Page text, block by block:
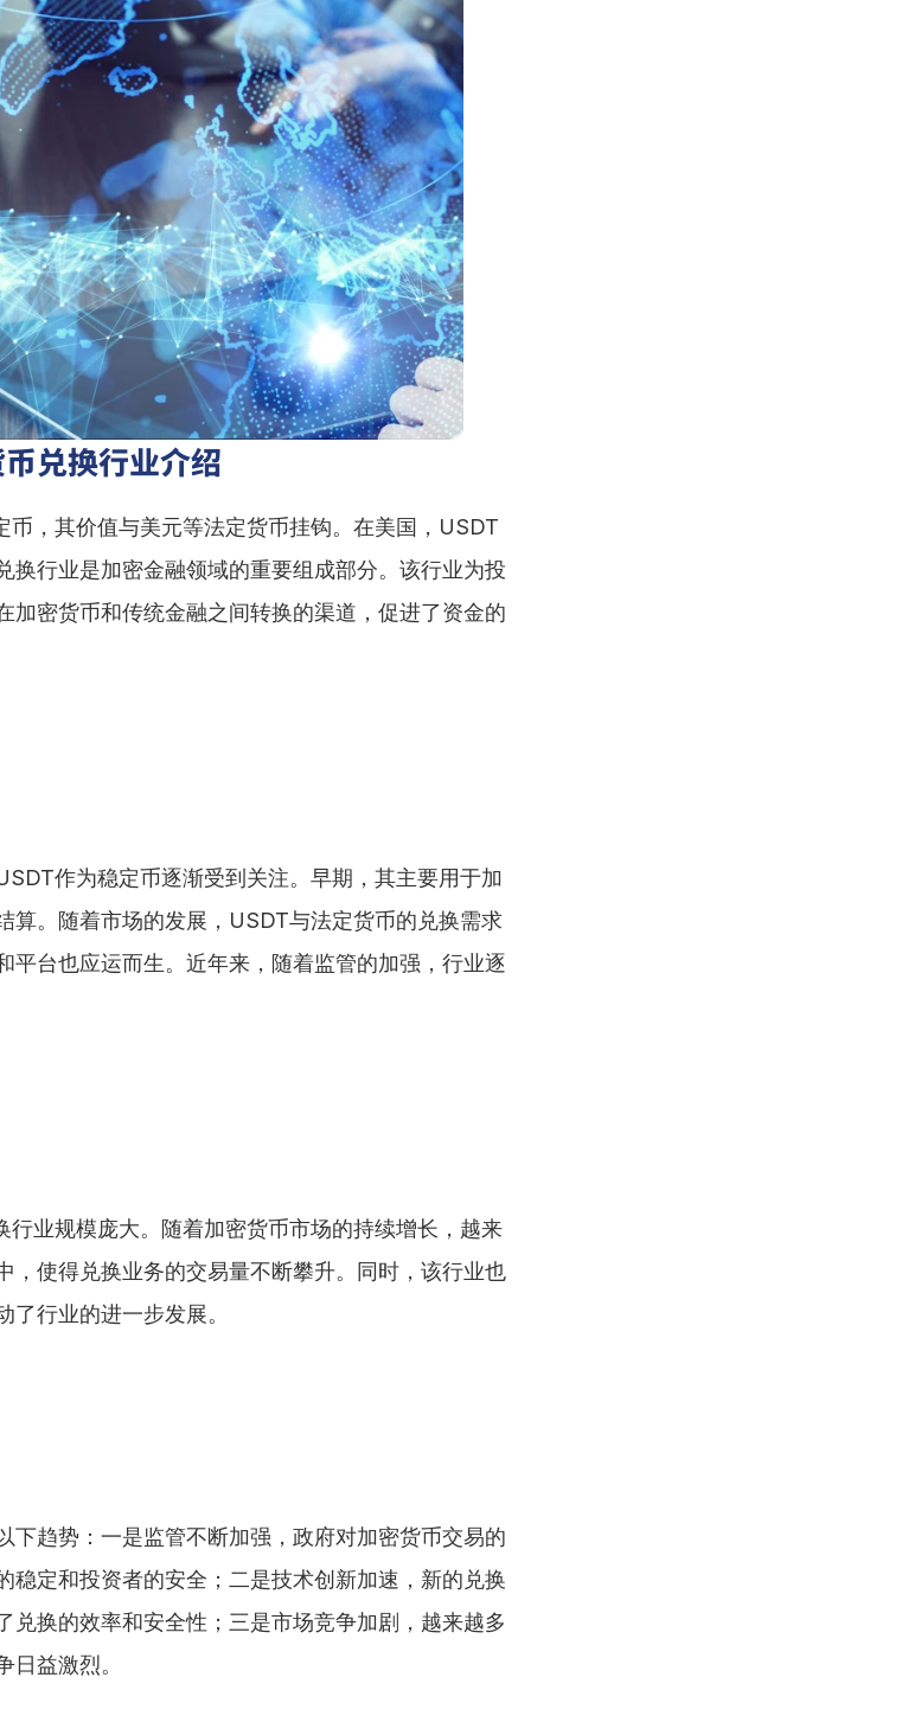
兑换行业介绍
币，其价值与美元等法定货币挂钩。在美国，USDT
换行业是加密金融领域的重要组成部分。该行业为投
加密货币和传统金融之间转换的渠道，促进了资金的
作为稳定币逐渐受到关注。早期，其主要用于加
算。随着市场的发展，USDT与法定货币的兑换需求
平台也应运而生。近年来，随着监管的加强，行业逐
行业规模庞大。随着加密货币市场的持续增长，越来
，使得兑换业务的交易量不断攀升。同时，该行业也
行业的进一步发展。
下趋势：一是监管不断加强，政府对加密货币交易的
稳定和投资者的安全；二是技术创新加速，新的兑换
兑换的效率和安全性；三是市场竞争加剧，越来越多
日益激烈。